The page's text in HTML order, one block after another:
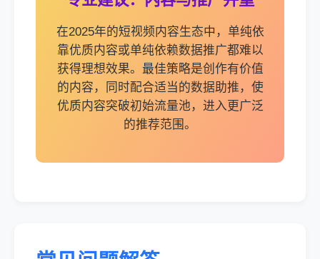
在2025年的短视频内容生态中，单纯依
靠优质内容或单纯依赖数据推广都难以
获得理想效果。最佳策略是创作有价值
的内容，同时配合适当的数据助推，使
优质内容突破初始流量池，进入更广泛
的推荐范围。